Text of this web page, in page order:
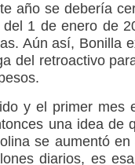
año se debería
1 de enero de
Aún así, Bonilla
del retroactivo
y el primer mes
una idea de
se aumentó
diarios, es